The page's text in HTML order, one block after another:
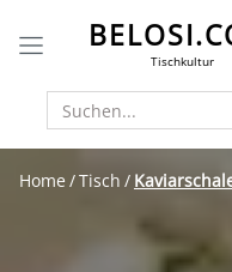
Tischkultur
Home Tisch